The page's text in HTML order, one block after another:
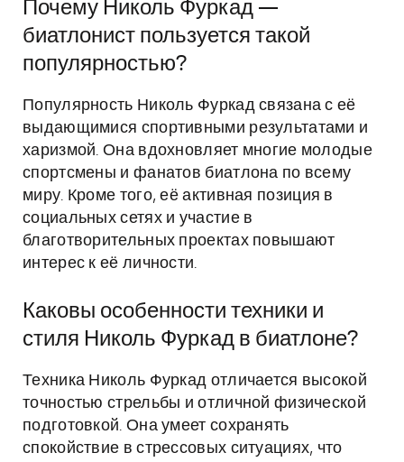
Почему Николь Фуркад —
биатлонист пользуется такой
популярностью?
Популярность Николь Фуркад связана с её
выдающимися спортивными результатами и
харизмой. Она вдохновляет многие молодые
спортсмены и фанатов биатлона по всему
миру. Кроме того, её активная позиция в
социальных сетях и участие в
благотворительных проектах повышают
интерес к её личности.
Каковы особенности техники и
стиля Николь Фуркад в биатлоне?
Техника Николь Фуркад отличается высокой
точностью стрельбы и отличной физической
подготовкой. Она умеет сохранять
спокойствие в стрессовых ситуациях, что